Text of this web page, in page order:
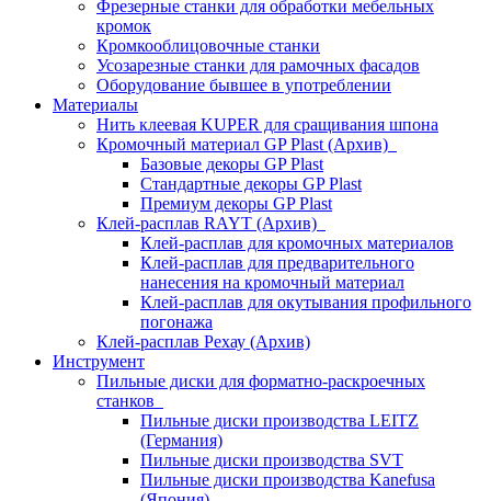
Фрезерные станки для обработки мебельных
кромок
Кромкооблицовочные станки
Усозарезные станки для рамочных фасадов
Оборудование бывшее в употреблении
Материалы
Нить клеевая KUPER для сращивания шпона
Кромочный материал GP Plast (Архив)
Базовые декоры GP Plast
Стандартные декоры GP Plast
Премиум декоры GP Plast
Клей-расплав RAYT (Архив)
Клей-расплав для кромочных материалов
Клей-расплав для предварительного
нанесения на кромочный материал
Клей-расплав для окутывания профильного
погонажа
Клей-расплав Рехау (Архив)
Инструмент
Пильные диски для форматно-раскроечных
станков
Пильные диски производства LEITZ
(Германия)
Пильные диски производства SVT
Пильные диски производства Kanefusa